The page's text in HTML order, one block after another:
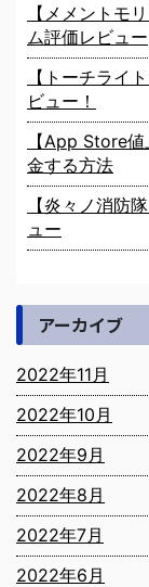
【メメントモ
ム評価レビュー
【トーチライ
ビュー！
【App Store
金する方法
【炎々ノ消防
ュー
アーカイブ
2022年11月
2022年10月
2022年9月
2022年8月
2022年7月
2022年6月